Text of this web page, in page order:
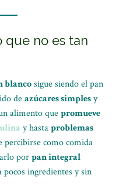
que no es tan
blancosigue siendo el pan
deazúcares simplesy
alimento quepromueve
y hastaproblemas
percibirse como comida
porpan integral
pocos ingredientes y sin